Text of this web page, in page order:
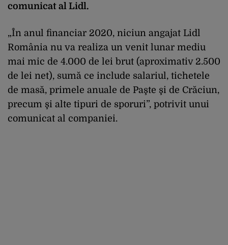
comunicat al Lidl.
„În anul financiar 2020, niciun angajat Lidl
România nu va realiza un venit lunar mediu
mai mic de 4.000 de lei brut (aproximativ 2.500
de lei net), sumă ce include salariul, tichetele
de masă, primele anuale de Paşte şi de Crăciun,
precum şi alte tipuri de sporuri”, potrivit unui
comunicat al companiei.